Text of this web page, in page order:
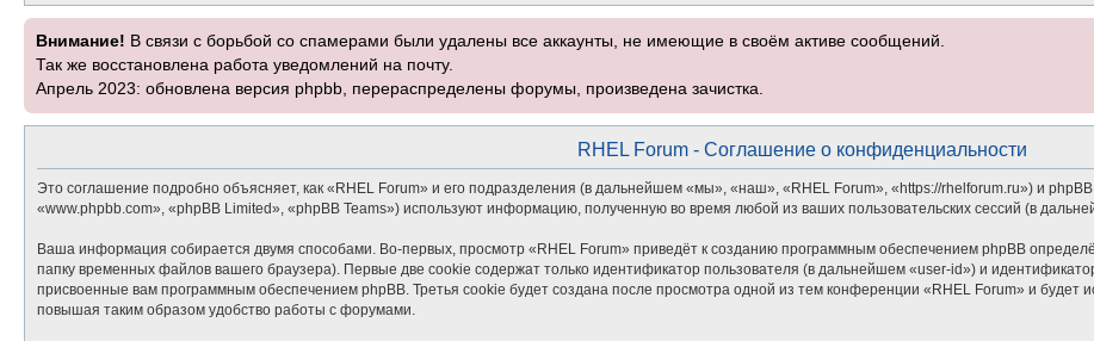
Внимание! В связи с борьбой со спамерами были удалены все аккаунты, не имеющие в своём активе сообщений.
Так же восстановлена работа уведомлений на почту.
Апрель 2023: обновлена версия phpbb, перераспределены форумы, произведена зачистка.
RHEL Forum - Соглашение о конфиденциальности
Это соглашение подробно объясняет, как «RHEL Forum» и его подразделения (в дальнейшем «мы», «наш», «RHEL Forum», «https://rhelforum.ru») и
«www.phpbb.com», «phpBB Limited», «phpBB Teams») используют информацию, полученную во время любой из ваших пользовательских сессий (в
Ваша информация собирается двумя способами. Во-первых, просмотр «RHEL Forum» приведёт к созданию программным обеспечением phpBB
папку временных файлов вашего браузера). Первые две cookie содержат только идентификатор пользователя (в дальнейшем «user-id») и
присвоенные вам программным обеспечением phpBB. Третья cookie будет создана после просмотра одной из тем конференции «RHEL Forum» и будет
повышая таким образом удобство работы с форумами.